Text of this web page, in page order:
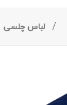
لباس چلسی